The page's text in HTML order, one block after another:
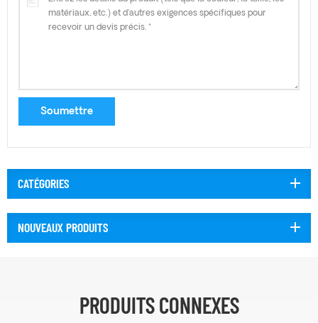
CATÉGORIES
NOUVEAUX PRODUITS
PRODUITS CONNEXES